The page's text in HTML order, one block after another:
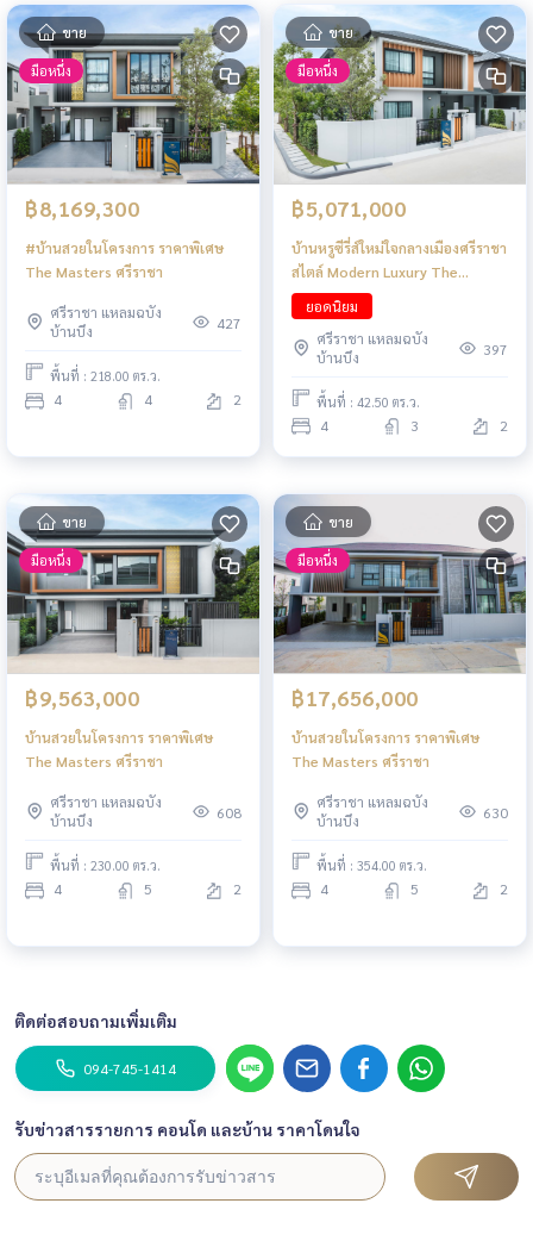
ขาย
มือหนึ่ง
฿8,169,300
#บ้านสวยในโครงการ ราคาพิเศษ
The Masters ศรีราชา
ศรีราชา แหลมฉบัง
บ้านบึง
427
พื้นที่ : 218.00 ตร.ว.
4 4 2
ขาย
มือหนึ่ง
฿5,071,000
บ้านหรูซีรี่ส์ใหม่ใจกลางเมืองศรีราชา
สไตล์ Modern Luxury The
Masters Sriracha
ยอดนิยม
ศรีราชา แหลมฉบัง
บ้านบึง
397
พื้นที่ : 42.50 ตร.ว.
4 3 2
ขาย
มือหนึ่ง
฿9,563,000
บ้านสวยในโครงการ ราคาพิเศษ
The Masters ศรีราชา
ศรีราชา แหลมฉบัง
บ้านบึง
608
พื้นที่ : 230.00 ตร.ว.
4 5 2
ขาย
มือหนึ่ง
฿17,656,000
บ้านสวยในโครงการ ราคาพิเศษ
The Masters ศรีราชา
ศรีราชา แหลมฉบัง
บ้านบึง
630
พื้นที่ : 354.00 ตร.ว.
4 5 2
ติดต่อสอบถามเพิ่มเติม
094-745-1414
รับข่าวสารรายการ คอนโด และบ้าน ราคาโดนใจ